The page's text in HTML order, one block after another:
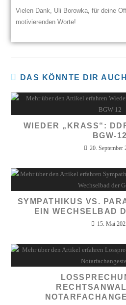
Vielen Dank, Uli Borowka, für deine
motivierenden Worte!
DAS KÖNNTE DIR
WIEDER „KRASS“:
BGW-12
20. September
SYMPATHIKUS VS.
EIN WECHSELBAD
15. Mai